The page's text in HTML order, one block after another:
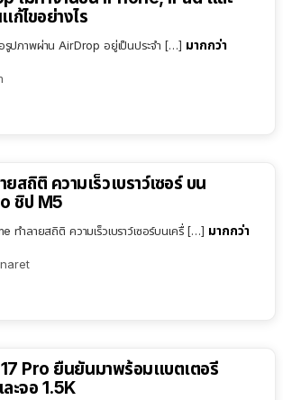
ไขอย่างไร
รูปภาพผ่าน AirDrop อยู่เป็นประจำ […] มากกว่า
สถิติ ความเร็วเบราว์เซอร์ บน
ชิป M5
ทำลายสถิติ ความเร็วเบราว์เซอร์บนเครื่ […] มากกว่า
Pro ยืนยันมาพร้อมแบตเตอรี่
ะจอ 1.5K